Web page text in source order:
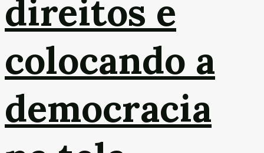
direitos e
colocando a
democracia